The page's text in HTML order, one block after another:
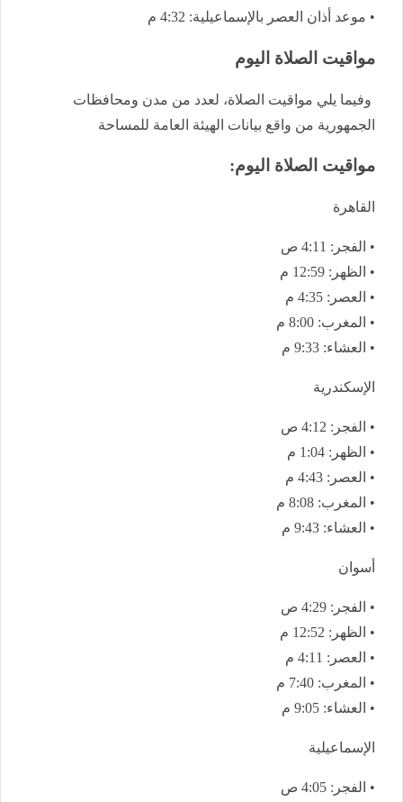
• موعد أذان العصر بالإسماعيلية: 4:32 م
مواقيت الصلاة اليوم
وفيما يلي مواقيت الصلاة، لعدد من مدن ومحافظات
الجمهورية من واقع بيانات الهيئة العامة للمساحة
مواقيت الصلاة اليوم:
القاهرة
• الفجر: 4:11 ص
• الظهر: 12:59 م
• العصر: 4:35 م
• المغرب: 8:00 م
• العشاء: 9:33 م
الإسكندرية
• الفجر: 4:12 ص
• الظهر: 1:04 م
• العصر: 4:43 م
• المغرب: 8:08 م
• العشاء: 9:43 م
أسوان
• الفجر: 4:29 ص
• الظهر: 12:52 م
• العصر: 4:11 م
• المغرب: 7:40 م
• العشاء: 9:05 م
الإسماعيلية
• الفجر: 4:05 ص